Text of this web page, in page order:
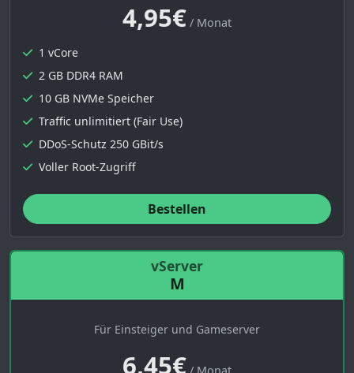
4,95€ / Monat
1 vCore
2 GB DDR4 RAM
10 GB NVMe Speicher
Traffic unlimitiert (Fair Use)
DDoS-Schutz 250 GBit/s
Voller Root-Zugriff
Bestellen
vServer
M
Für Einsteiger und Gameserver
6,45€